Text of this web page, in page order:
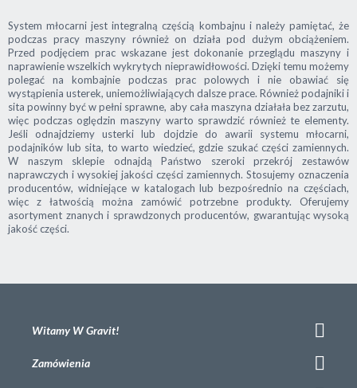
System młocarni jest integralną częścią kombajnu i należy pamiętać, że
podczas pracy maszyny również on działa pod dużym obciążeniem.
Przed podjęciem prac wskazane jest dokonanie przeglądu maszyny i
naprawienie wszelkich wykrytych nieprawidłowości. Dzięki temu możemy
polegać na kombajnie podczas prac polowych i nie obawiać się
wystąpienia usterek, uniemożliwiających dalsze prace. Równieżpodajniki i
sita powinny być w pełni sprawne, aby cała maszyna działała bez zarzutu,
więc podczas oględzin maszyny warto sprawdzić również te elementy.
Jeśli odnajdziemy usterki lub dojdzie do awarii systemu młocarni,
podajników lub sita, to warto wiedzieć, gdzie szukaćczęści zamiennych.
W naszym sklepie odnajdą Państwo szeroki przekrój zestawów
naprawczych i wysokiej jakości części zamiennych. Stosujemy oznaczenia
producentów, widniejące w katalogach lub bezpośrednio na częściach,
więc z łatwością można zamówić potrzebne produkty. Oferujemy
asortyment znanych i sprawdzonych producentów, gwarantując wysoką
jakość części.
Witamy W Gravit!
Zamówienia